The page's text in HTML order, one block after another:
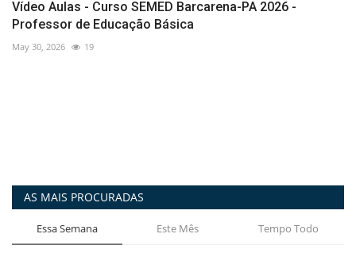
Vídeo Aulas - Curso SEMED Barcarena-PA 2026 -
Professor de Educação Básica
May 30, 2026 19
AS MAIS PROCURADAS
Essa Semana Este Mês Tempo Todo